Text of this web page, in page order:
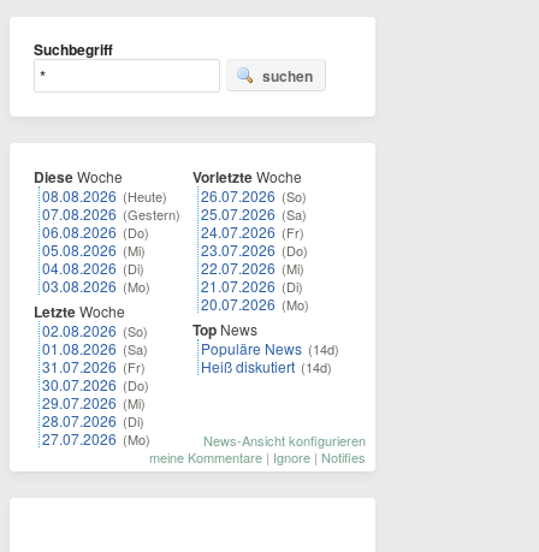
Suchbegriff
suchen
DieseWoche
08.08.2026 (Heute)
07.08.2026 (Gestern)
06.08.2026 (Do)
05.08.2026 (Mi)
04.08.2026 (Di)
03.08.2026 (Mo)
LetzteWoche
02.08.2026 (So)
01.08.2026 (Sa)
31.07.2026 (Fr)
30.07.2026 (Do)
29.07.2026 (Mi)
28.07.2026 (Di)
27.07.2026 (Mo)
VorletzteWoche
26.07.2026 (So)
25.07.2026 (Sa)
24.07.2026 (Fr)
23.07.2026 (Do)
22.07.2026 (Mi)
21.07.2026 (Di)
20.07.2026 (Mo)
Top News
Populäre News (14d)
Heiß diskutiert (14d)
News-Ansicht konfigurieren
meine Kommentare | Ignore | Notifies